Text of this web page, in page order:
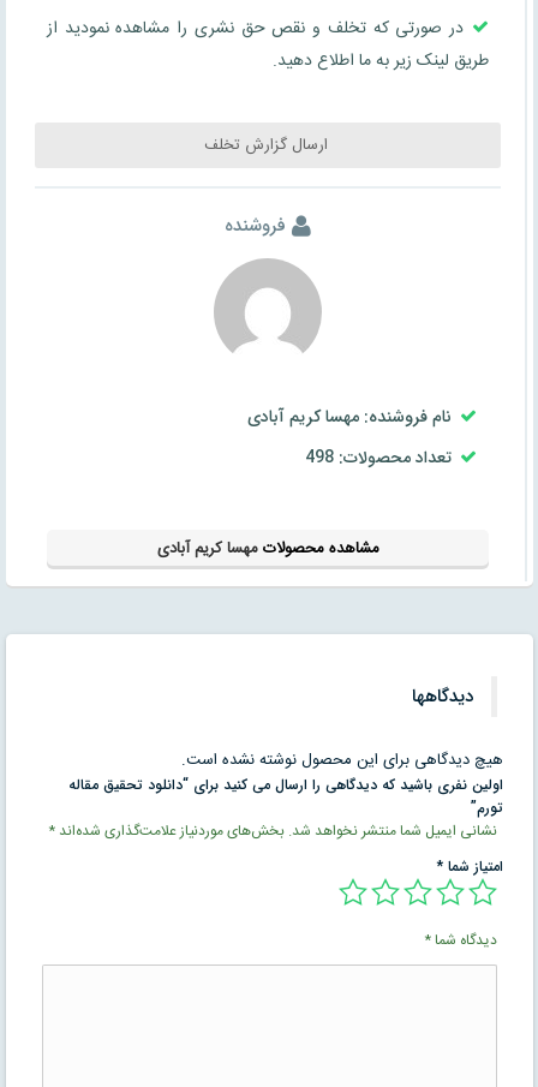
در صورتی که تخلف و نقص حق نشری را مشاهده نمودید از
طریق لینک زیر به ما اطلاع دهید.
ارسال گزارش تخلف
فروشنده
نام فروشنده: مهسا کریم آبادی
تعداد محصولات: 498
مشاهده محصولاتمهسا کریم آبادی
دیدگاهها
هیچ دیدگاهی برای این محصول نوشته نشده است.
اولین نفری باشید که دیدگاهی را ارسال می کنید برای “دانلود تحقیق مقاله
تورم”
نشانی ایمیل شما منتشر نخواهد شد. بخش‌های موردنیاز علامت‌گذاری شده‌اند*
امتیاز شما*
دیدگاه شما*